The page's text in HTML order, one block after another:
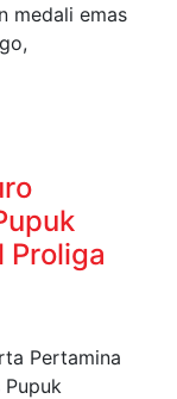
medali emas
Proliga
Pertamina